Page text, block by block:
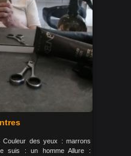
des yeux : marrons
suis : un homme Allure :